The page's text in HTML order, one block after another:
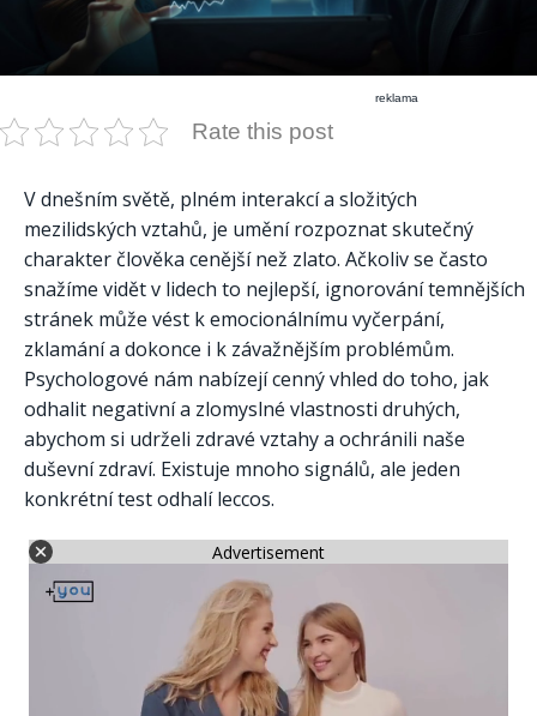
reklama
Rate this post
V dnešním světě, plném interakcí a složitých
mezilidských vztahů, je umění rozpoznat skutečný
charakter člověka cenější než zlato. Ačkoliv se často
snažíme vidět v lidech to nejlepší, ignorování temnějších
stránek může vést k emocionálnímu vyčerpání,
zklamání a dokonce i k závažnějším problémům.
Psychologové nám nabízejí cenný vhled do toho, jak
odhalit negativní a zlomyslné vlastnosti druhých,
abychom si udrželi zdravé vztahy a ochránili naše
duševní zdraví. Existuje mnoho signálů, ale jeden
konkrétní test odhalí leccos.
Advertisement